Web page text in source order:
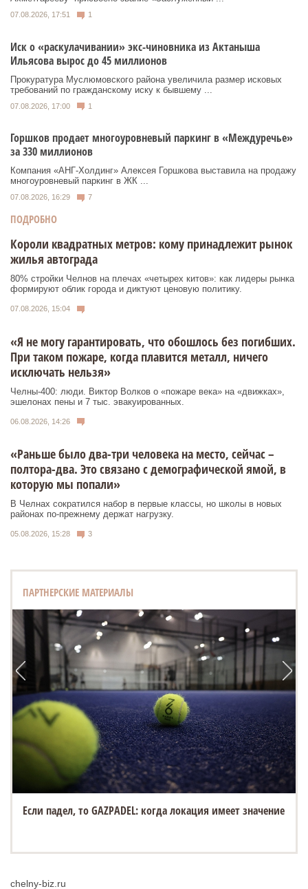
07.08.2026, 17:51 1
Иск о «раскулачивании» экс-чиновника из Актаныша
Ильясова вырос до 45 миллионов
Прокуратура Муслюмовского района увеличила размер исковых
требований по гражданскому иску к бывшему ...
07.08.2026, 17:00 1
Горшков продает многоуровневый паркинг в «Междуречье»
за 330 миллионов
Компания «АНГ-Холдинг» Алексея Горшкова выставила на продажу
многоуровневый паркинг в ЖК ...
07.08.2026, 16:29 7
ПОДРОБНО
Короли квадратных метров: кому принадлежит рынок
жилья автограда
80% стройки Челнов на плечах «четырех китов»: как лидеры рынка
формируют облик города и диктуют ценовую политику.
07.08.2026, 15:04
«Я не могу гарантировать, что обошлось без погибших.
При таком пожаре, когда плавится металл, ничего
исключать нельзя»
Челны-400: люди. Виктор Волков о «пожаре века» на «движках»,
эшелонах пены и 7 тыс. эвакуированных.
06.08.2026, 14:26
«Раньше было два-три человека на место, сейчас –
полтора-два. Это связано с демографической ямой, в
которую мы попали»
В Челнах сократился набор в первые классы, но школы в новых
районах по-прежнему держат нагрузку.
05.08.2026, 15:28 3
ПАРТНЕРСКИЕ МАТЕРИАЛЫ
Если падел, то GAZPADEL: когда локация имеет значение
chelny-biz.ru